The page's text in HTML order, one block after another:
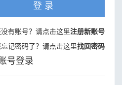
登 录
有账号？请点击这里注册新账号
记密码了？请点击这里找回密码
号登录